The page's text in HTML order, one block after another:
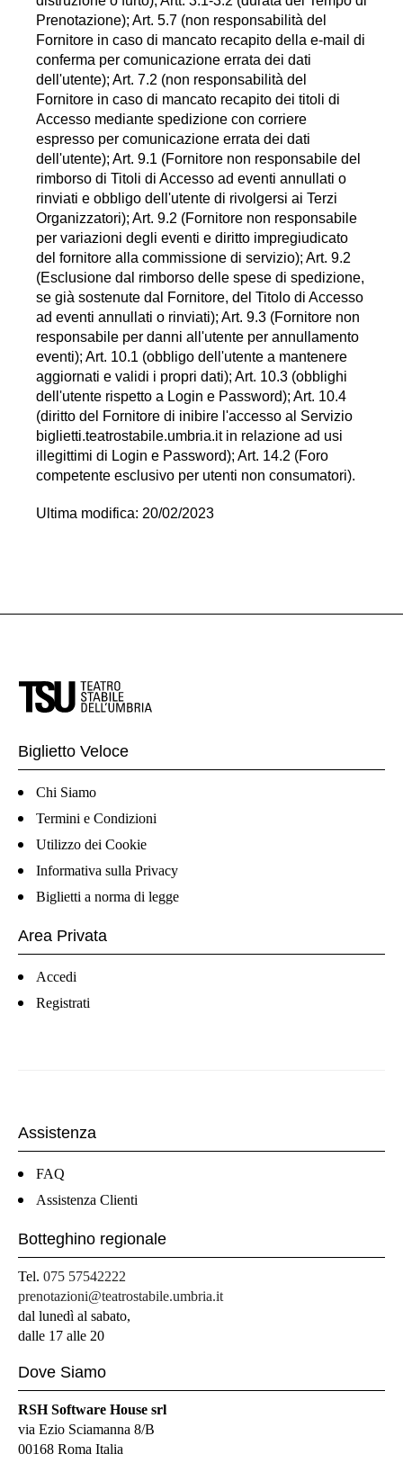
Prenotazione); Art. 5.7 (non responsabilità del
Fornitore in caso di mancato recapito della e-mail di
conferma per comunicazione errata dei dati
dell'utente); Art. 7.2 (non responsabilità del
Fornitore in caso di mancato recapito dei titoli di
Accesso mediante spedizione con corriere
espresso per comunicazione errata dei dati
dell'utente); Art. 9.1 (Fornitore non responsabile del
rimborso di Titoli di Accesso ad eventi annullati o
rinviati e obbligo dell'utente di rivolgersi ai Terzi
Organizzatori); Art. 9.2 (Fornitore non responsabile
per variazioni degli eventi e diritto impregiudicato
del fornitore alla commissione di servizio); Art. 9.2
(Esclusione dal rimborso delle spese di spedizione,
se già sostenute dal Fornitore, del Titolo di Accesso
ad eventi annullati o rinviati); Art. 9.3 (Fornitore non
responsabile per danni all'utente per annullamento
eventi); Art. 10.1 (obbligo dell'utente a mantenere
aggiornati e validi i propri dati); Art. 10.3 (obblighi
dell'utente rispetto a Login e Password); Art. 10.4
(diritto del Fornitore di inibire l'accesso al Servizio
biglietti.teatrostabile.umbria.it in relazione ad usi
illegittimi di Login e Password); Art. 14.2 (Foro
competente esclusivo per utenti non consumatori).
Ultima modifica: 20/02/2023
Biglietto Veloce
Chi Siamo
Termini e Condizioni
Utilizzo dei Cookie
Informativa sulla Privacy
Biglietti a norma di legge
Area Privata
Accedi
Registrati
Assistenza
FAQ
Assistenza Clienti
Botteghino regionale
Tel. 075 57542222
prenotazioni@teatrostabile.umbria.it
dal lunedì al sabato,
dalle 17 alle 20
Dove Siamo
RSH Software House srl
via Ezio Sciamanna 8/B
00168 Roma Italia